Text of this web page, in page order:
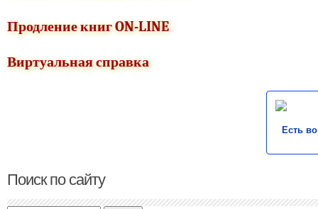
Продление книг ON-LINE
Виртуальная справка
Есть
Поиск по сайту